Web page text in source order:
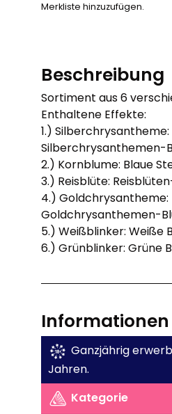
Merkliste hinzuzufügen.
Beschreibung
Sortiment aus 6
Enthaltene Effekte:
1.)
Silberchrysanthemen-
2.) Kornblume: Blaue
3.) Reisblüte:
4.) Goldchrysantheme:
Goldchrysanthemen-
5.) Weißblinker: Weiße
6.) Grünblinker: Grüne
Informationen
Ganzjährig
Jahren.
Kategorie